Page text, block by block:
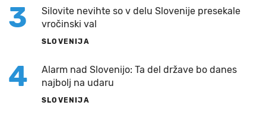
3
Silovite nevihte so v delu Slovenije presekale
vročinski val
SLOVENIJA
4
Alarm nad Slovenijo: Ta del države bo danes
najbolj na udaru
SLOVENIJA